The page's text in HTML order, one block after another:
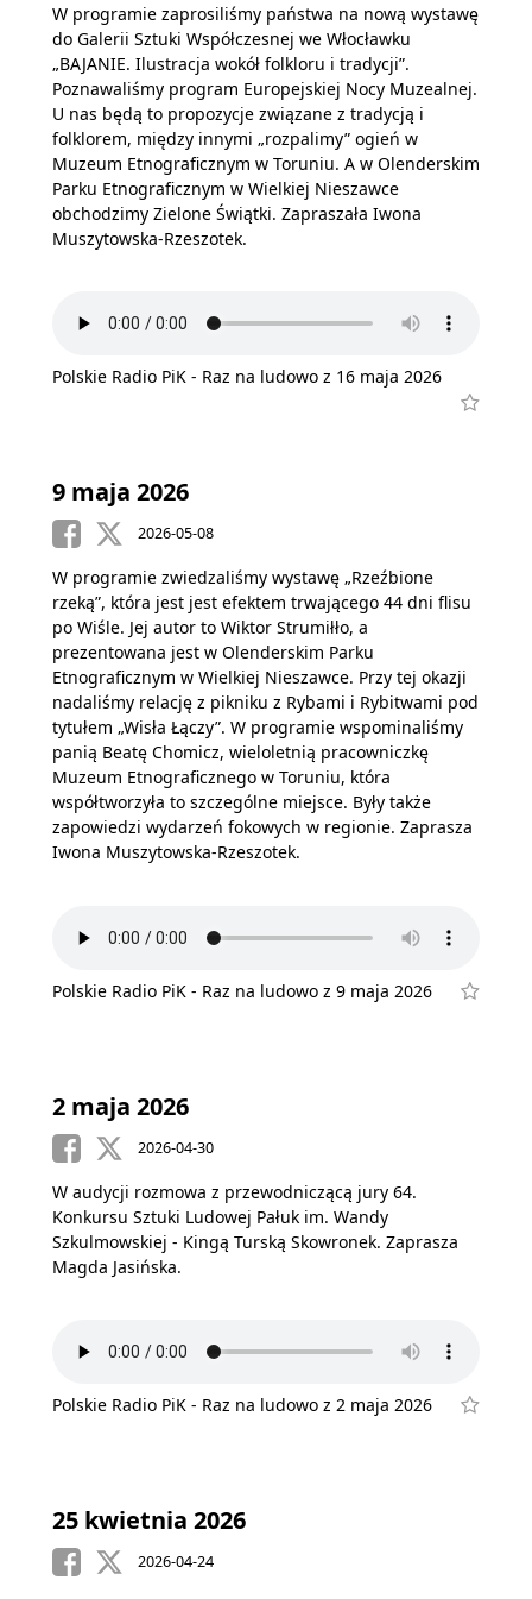
W programie zaprosiliśmy państwa na nową wystawę
do Galerii Sztuki Współczesnej we Włocławku
„BAJANIE. Ilustracja wokół folkloru i tradycji”.
Poznawaliśmy program Europejskiej Nocy Muzealnej.
U nas będą to propozycje związane z tradycją i
folklorem, między innymi „rozpalimy” ogień w
Muzeum Etnograficznym w Toruniu. A w Olenderskim
Parku Etnograficznym w Wielkiej Nieszawce
obchodzimy Zielone Świątki. Zapraszała Iwona
Muszytowska-Rzeszotek.
Polskie Radio PiK - Raz na ludowo z 16 maja 2026
9 maja 2026
2026-05-08
W programie zwiedzaliśmy wystawę „Rzeźbione
rzeką”, która jest jest efektem trwającego 44 dni flisu
po Wiśle. Jej autor to Wiktor Strumiłło, a
prezentowana jest w Olenderskim Parku
Etnograficznym w Wielkiej Nieszawce. Przy tej okazji
nadaliśmy relację z pikniku z Rybami i Rybitwami pod
tytułem „Wisła Łączy”. W programie wspominaliśmy
panią Beatę Chomicz, wieloletnią pracowniczkę
Muzeum Etnograficznego w Toruniu, która
współtworzyła to szczególne miejsce. Były także
zapowiedzi wydarzeń fokowych w regionie. Zaprasza
Iwona Muszytowska-Rzeszotek.
Polskie Radio PiK - Raz na ludowo z 9 maja 2026
2 maja 2026
2026-04-30
W audycji rozmowa z przewodniczącą jury 64.
Konkursu Sztuki Ludowej Pałuk im. Wandy
Szkulmowskiej - Kingą Turską Skowronek. Zaprasza
Magda Jasińska.
Polskie Radio PiK - Raz na ludowo z 2 maja 2026
25 kwietnia 2026
2026-04-24